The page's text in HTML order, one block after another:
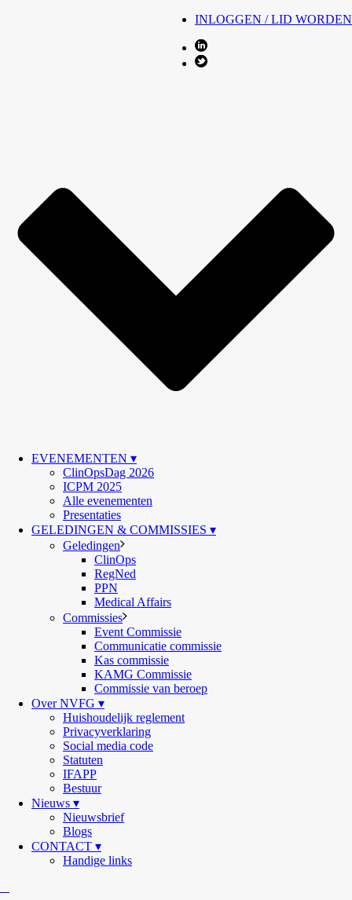
INLOGGEN / LID WORDEN
EVENEMENTEN ▾
ClinOpsDag 2026
ICPM 2025
Alle evenementen
Presentaties
GELEDINGEN & COMMISSIES ▾
Geledingen
ClinOps
RegNed
PPN
Medical Affairs
Commissies
Event Commissie
Communicatie commissie
Kas commissie
KAMG Commissie
Commissie van beroep
Over NVFG ▾
Huishoudelijk reglement
Privacyverklaring
Social media code
Statuten
IFAPP
Bestuur
Nieuws ▾
Nieuwsbrief
Blogs
CONTACT ▾
Handige links